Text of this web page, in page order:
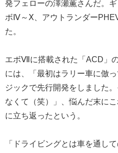
発フェローの澤瀬薫さんだ。
ボⅣ～Ⅹ、アウトランダー
た。
エボⅦに搭載された「ACD」
には、「最初はラリー車に倣
ジックで先行開発をしました
なくて（笑）」、悩んだ末に
に立ち返ったという。
「ドライビングとは車を通し